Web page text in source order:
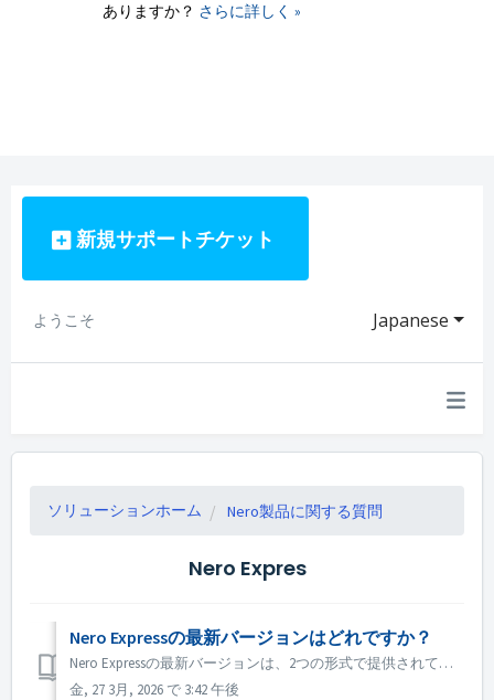
ありますか？ さらに詳しく »
新規サポートチケット
Japanese
ようこそ
ソリューションホーム Nero製品に関する質問
Nero Expres
Nero Expressの最新バージョンはどれですか？
Nero Expressの最新バージョンは、2つの形式で提供されています。 1つは「DVD、CD、Blu-rayバーナー - Nero Express」で、Microsoft Storeで購入できます： https://apps.microsoft.com/detail/9p2sqmhpmkcx?cid=ms...
金, 27 3月, 2026 で 3:42 午後